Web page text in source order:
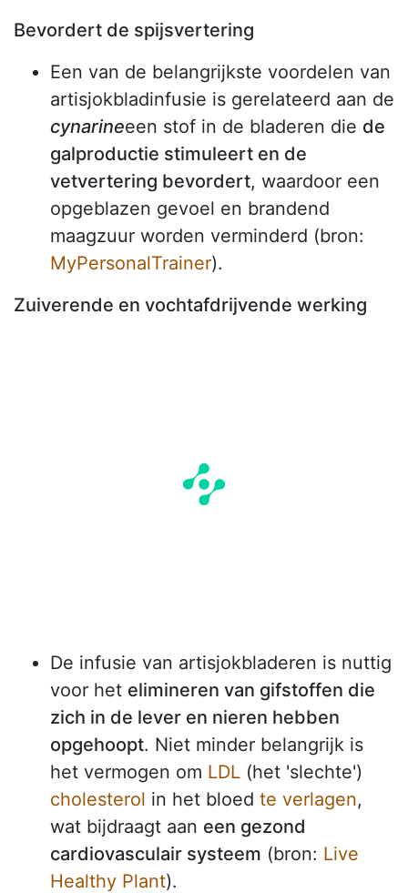
Bevordert de spijsvertering
Een van de belangrijkste voordelen van
artisjokbladinfusie is gerelateerd aan de
cynarineeen stof in de bladeren die de
galproductie stimuleert en de
vetvertering bevordert, waardoor een
opgeblazen gevoel en brandend
maagzuur worden verminderd (bron:
MyPersonalTrainer).
Zuiverende en vochtafdrijvende werking
De infusie van artisjokbladeren is nuttig
voor het elimineren van gifstoffen die
zich in de lever en nieren hebben
opgehoopt. Niet minder belangrijk is
het vermogen om LDL (het 'slechte')
cholesterol in het bloed te verlagen,
wat bijdraagt aan een gezond
cardiovasculair systeem (bron: Live
Healthy Plant).